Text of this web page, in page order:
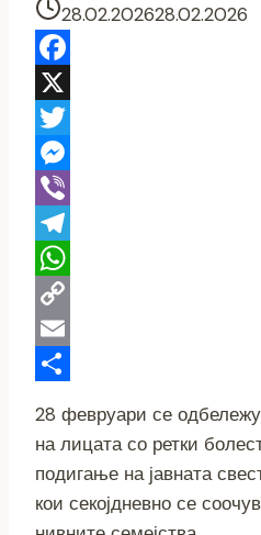
28.02.202628.02.2026
Facebook
X
Twitter
Messenger
Viber
Telegram
WhatsApp
Copy
Link
Email
28 февруари се
на лицата со ретки
подигање на јавната
кои секојдневно се